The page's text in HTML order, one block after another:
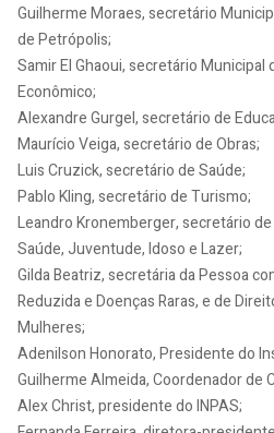
Guilherme Moraes, secretário
de Petrópolis;
Samir El Ghaoui, secretário
Econômico;
Alexandre Gurgel, secretário de
Maurício Veiga, secretário de Obras;
Luis Cruzick, secretário de Saúde;
Pablo Kling, secretário de Turismo;
Leandro Kronemberger, secretário
Saúde, Juventude, Idoso e Lazer;
Gilda Beatriz, secretária da Pessoa
Reduzida e Doenças Raras, e de
Mulheres;
Adenilson Honorato, Presidente do
Guilherme Almeida, Coordenador de
Alex Christ, presidente do INPAS;